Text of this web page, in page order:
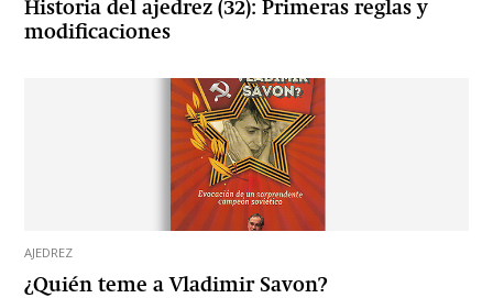
Historia del ajedrez (32): Primeras reglas y
modificaciones
AJEDREZ
¿Quién teme a Vladimir Savon?